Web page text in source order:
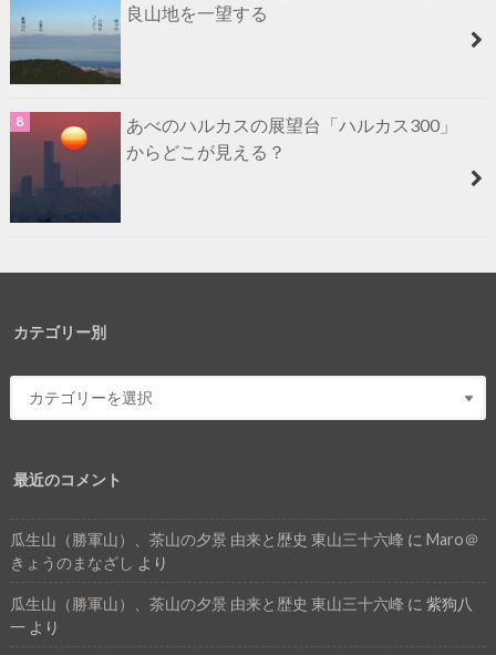
良山地を一望する
あべのハルカスの展望台「ハルカス300」
からどこが見える？
カテゴリー別
最近のコメント
瓜生山（勝軍山）、茶山の夕景 由来と歴史 東山三十六峰 に Maro＠
きょうのまなざし より
瓜生山（勝軍山）、茶山の夕景 由来と歴史 東山三十六峰 に 紫狗八
一 より